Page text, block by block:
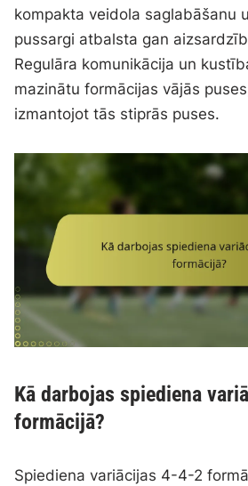
kompakta veidola saglabāšanu
pussargi atbalsta gan
Regulāra komunikācija un
mazinātu formācijas vājās
izmantojot tās stiprās puses.
Kā darbojas spiediena
formācijā?
Spiediena variācijas 4-4-2